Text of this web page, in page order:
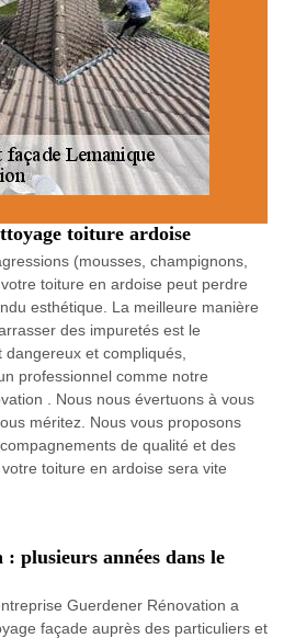
toiture ardoise
(mousses, champignons,
toiture en ardoise peut perdre
esthétique. La meilleure manière
des impuretés est le
et compliqués,
professionnel comme notre
. Nous nous évertuons à vous
méritez. Nous vous proposons
de qualité et des
toiture en ardoise sera vite
plusieurs années dans le
Guerdener Rénovation a
façade auprès des particuliers et